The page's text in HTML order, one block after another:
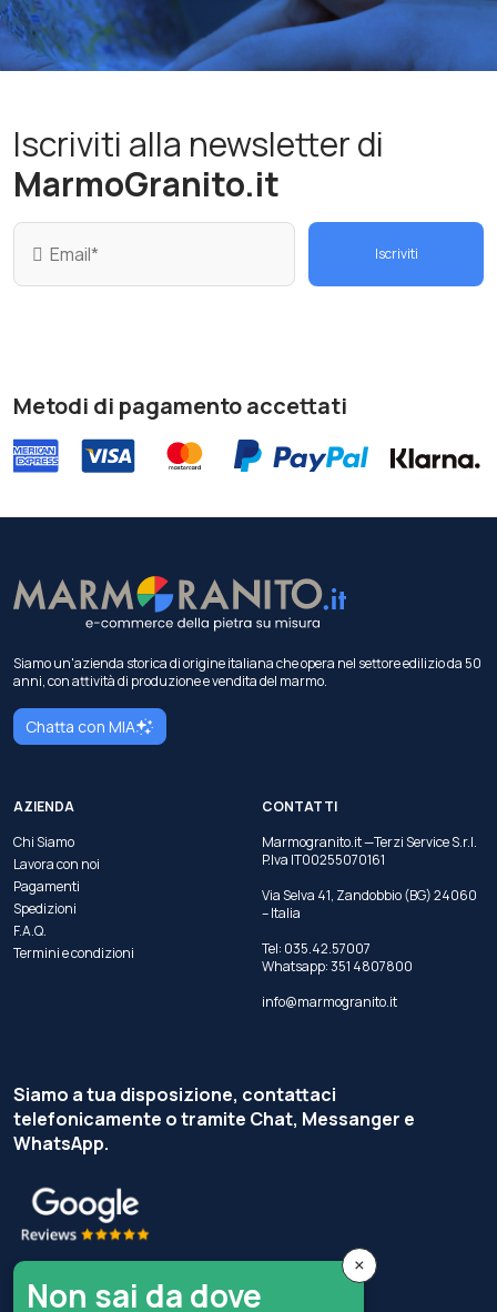
Iscriviti alla newsletter di
MarmoGranito.it
Iscriviti
Metodi di pagamento accettati
Siamo un'azienda storica di origine italiana che opera nel settore edilizio da 50
anni, con attività di produzione e vendita del marmo.
Chatta con MIA
AZIENDA
Chi Siamo
Lavora con noi
Pagamenti
Spedizioni
F.A.Q.
Termini e condizioni
CONTATTI
Marmogranito.it —Terzi Service S.r.l.
P.Iva IT00255070161
Via Selva 41, Zandobbio (BG) 24060
– Italia
Tel: 035.42.57007
Whatsapp:351 4807800
info@marmogranito.it
Siamo a tua disposizione, contattaci
telefonicamente o tramite Chat, Messanger e
WhatsApp.
×
Non sai da dove